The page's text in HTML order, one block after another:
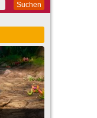
Suchen